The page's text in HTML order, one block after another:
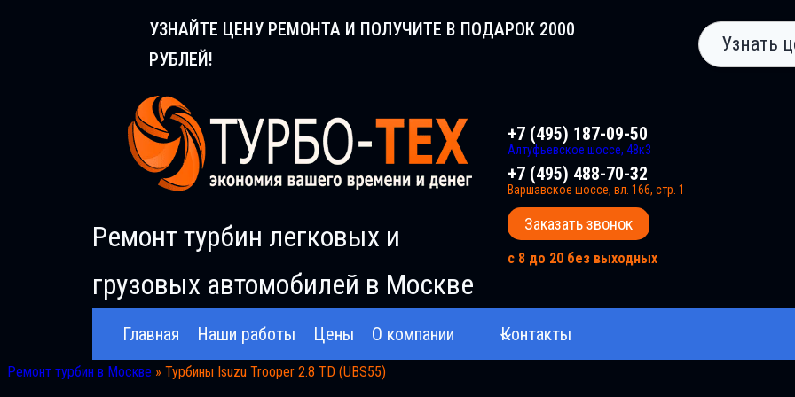
УЗНАЙТЕ ЦЕНУ РЕМОНТА И ПОЛУЧИТЕ В ПОДАРОК 2000
РУБЛЕЙ!
Узнать
Ремонт турбин легковых и
грузовых автомобилей в Москве
+7 (495) 187-09-50
Алтуфьевское шоссе, 48к3
+7 (495) 488-70-32
Варшавское шоссе, вл. 166, стр. 1
Заказать звонок
с 8 до 20 без выходных
Главная Наши работы Цены О компании Контакты
Ремонт турбин в Москве » Турбины Isuzu Trooper 2.8 TD (UBS55)